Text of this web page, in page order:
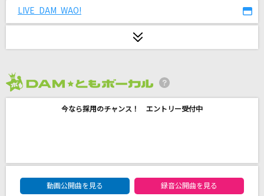
ポーズ
BUMP OF CHICKEN
愛をとりもどせ!!
B'z
LIVE DAM WAO!
今なら採用のチャンス！ エントリー受付中
DAM★ともボーカルエントリーランキング
動画公開曲を見る
録音公開曲を見る